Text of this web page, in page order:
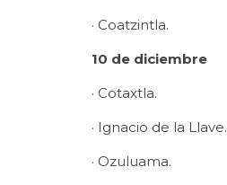
· Coatzintla.
10 de diciembre
· Cotaxtla.
· Ignacio de la Llave.
· Ozuluama.